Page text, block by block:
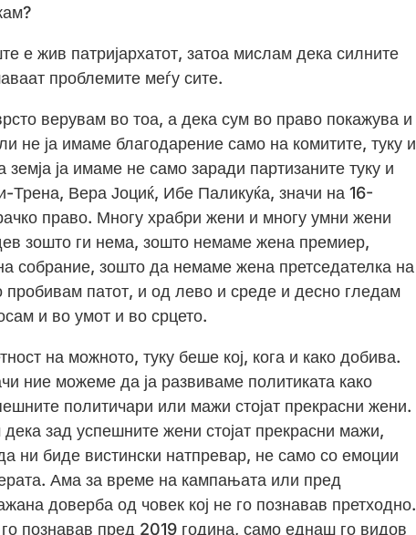
е жив патријархатот, затоа мислам дека силните
проблемите меѓу сите.
верувам во тоа, а дека сум во право покажува и
не ја имаме благодарение само на комитите, туку и
ја имаме не само заради партизаните туку и
Трена, Вера Јоциќ, Ибе Паликуќа, значи на 16-
право. Многу храбри жени и многу умни жени
зошто ги нема, зошто немаме жена премиер,
собрание, зошто да немаме жена претседателка на
пробивам патот, и од лево и среде и десно гледам
и во умот и во срцето.
на можното, туку беше кој, кога и како добива.
ние можеме да ја развиваме политиката како
политичари или мажи стојат прекрасни жени.
зад успешните жени стојат прекрасни мажи,
ни биде вистински натпревар, не само со емоции
Ама за време на кампањата или пред
доверба од човек кој не го познавав претходно.
познавав пред 2019 година, само еднаш го видов